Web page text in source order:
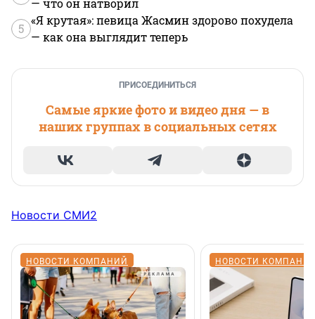
— что он натворил
5
«Я крутая»: певица Жасмин здорово похудела
— как она выглядит теперь
ПРИСОЕДИНИТЬСЯ
Самые яркие фото и видео дня — в
наших группах в социальных сетях
Новости СМИ2
НОВОСТИ КОМПАНИЙ НОВОСТИ